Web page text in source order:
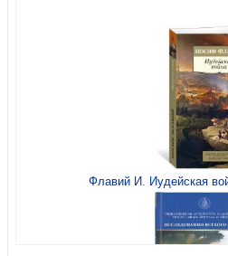
Христианская жизнь.
Жизнь по
Чудесные
Флавий И. Иудейская